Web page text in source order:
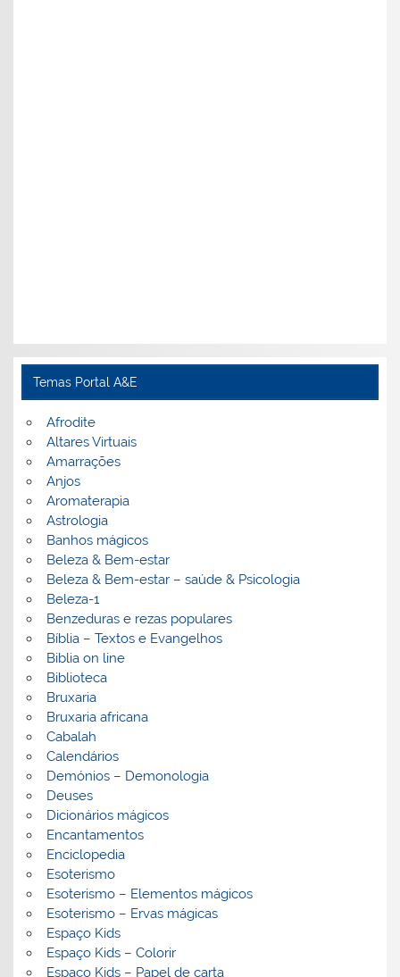
Temas Portal A&E
Afrodite
Altares Virtuais
Amarrações
Anjos
Aromaterapia
Astrologia
Banhos mágicos
Beleza & Bem-estar
Beleza & Bem-estar – saúde & Psicologia
Beleza-1
Benzeduras e rezas populares
Bíblia – Textos e Evangelhos
Biblia on line
Biblioteca
Bruxaria
Bruxaria africana
Cabalah
Calendários
Demónios – Demonologia
Deuses
Dicionários mágicos
Encantamentos
Enciclopedia
Esoterismo
Esoterismo – Elementos mágicos
Esoterismo – Ervas mágicas
Espaço Kids
Espaço Kids – Colorir
Espaço Kids – Papel de carta